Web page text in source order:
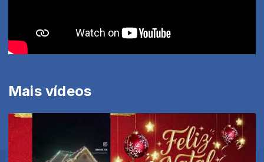
Mais vídeos